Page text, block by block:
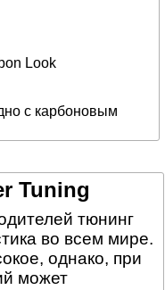
Look
с карбоновым
Tuning
тюнинг
во всем мире.
однако, при
может